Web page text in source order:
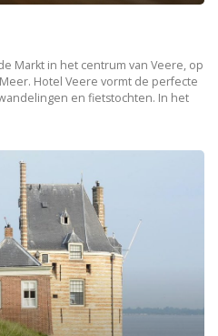
Markt in het centrum van Veere, op
Hotel Veere vormt de perfecte
en fietstochten. In het